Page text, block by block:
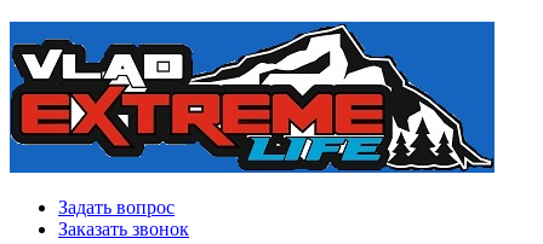
Задать вопрос
Заказать звонок